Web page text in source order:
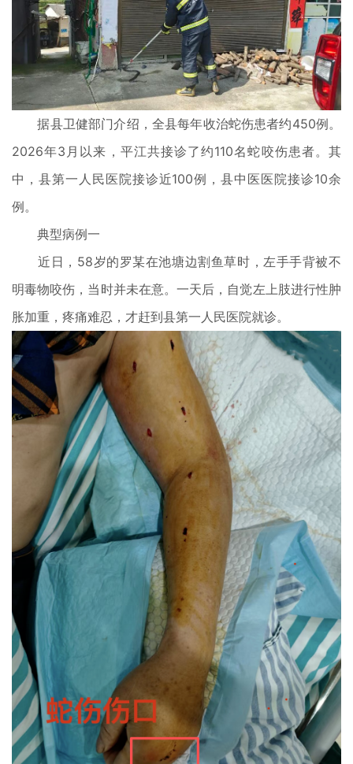
据县卫健部门介绍，全县每年收治蛇伤患者约450例。
2026年3月以来，平江共接诊了约110名蛇咬伤患者。其
中，县第一人民医院接诊近100例，县中医医院接诊10余
例。
典型病例一
近日，58岁的罗某在池塘边割鱼草时，左手手背被不
明毒物咬伤，当时并未在意。一天后，自觉左上肢进行性肿
胀加重，疼痛难忍，才赶到县第一人民医院就诊。